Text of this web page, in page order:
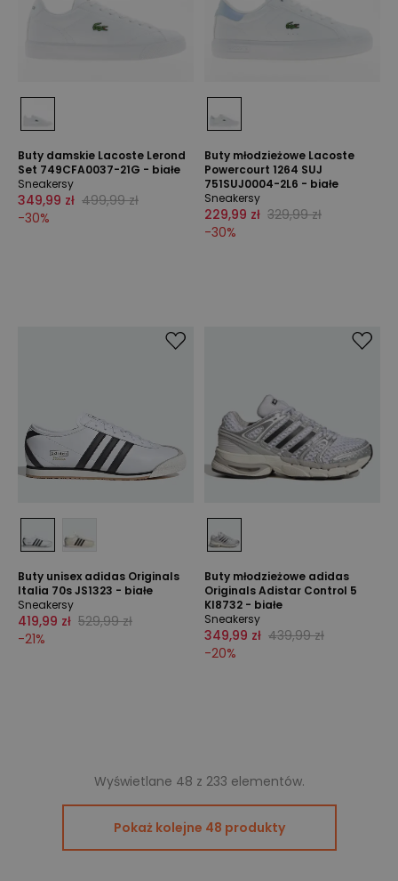
Buty damskie Lacoste Lerond
Set 749CFA0037-21G - białe
Sneakersy
349,99 zł 499,99 zł
-30%
Buty młodzieżowe Lacoste
Powercourt 1264 SUJ
751SUJ0004-2L6 - białe
Sneakersy
229,99 zł 329,99 zł
-30%
Buty unisex adidas Originals
Italia 70s JS1323 - białe
Sneakersy
419,99 zł 529,99 zł
-21%
Buty młodzieżowe adidas
Originals Adistar Control 5
KI8732 - białe
Sneakersy
349,99 zł 439,99 zł
-20%
Wyświetlane 48 z 233 elementów.
Pokaż kolejne 48 produkty